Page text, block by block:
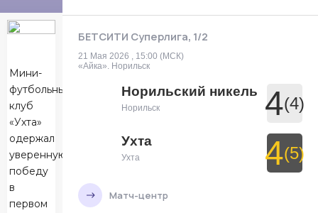
Мини-
футбольный
клуб
«Ухта»
одержал
уверенную
победу
в
первом
БЕТСИТИ Суперлига, 1/2
21 Мая 2026 , 15:00 (МСК)
«Айка». Норильск
Норильский никель
Норильск 4(4)
Ухта
Ухта 4(5)
Матч-центр